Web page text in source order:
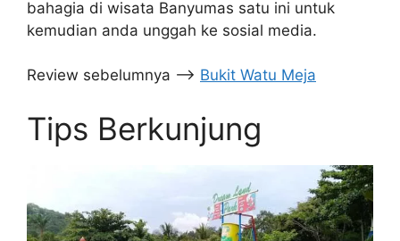
bahagia di wisata Banyumas satu ini untuk
kemudian anda unggah ke sosial media.
Review sebelumnya –> Bukit Watu Meja
Tips Berkunjung